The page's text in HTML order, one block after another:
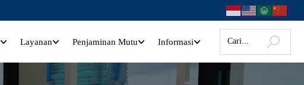
Layanan Penjaminan Mutu Informasi